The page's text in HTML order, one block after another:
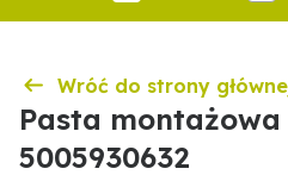
Wróć do strony
Pasta
5005930632